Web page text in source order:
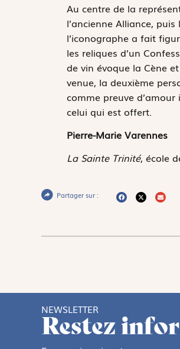
Au centre de la
l’ancienne Alliance,
l’iconographe a fait
les reliques d’un
de vin évoque la Cène
venue, la deuxième
comme preuve
celui qui est offert.
Pierre-Marie Varennes
La Sainte Trinité, école
Partager sur :
NEWSLETTER
Restez